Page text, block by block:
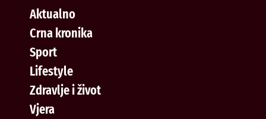
Aktualno
Crna kronika
Sport
Lifestyle
Zdravlje i život
Vjera